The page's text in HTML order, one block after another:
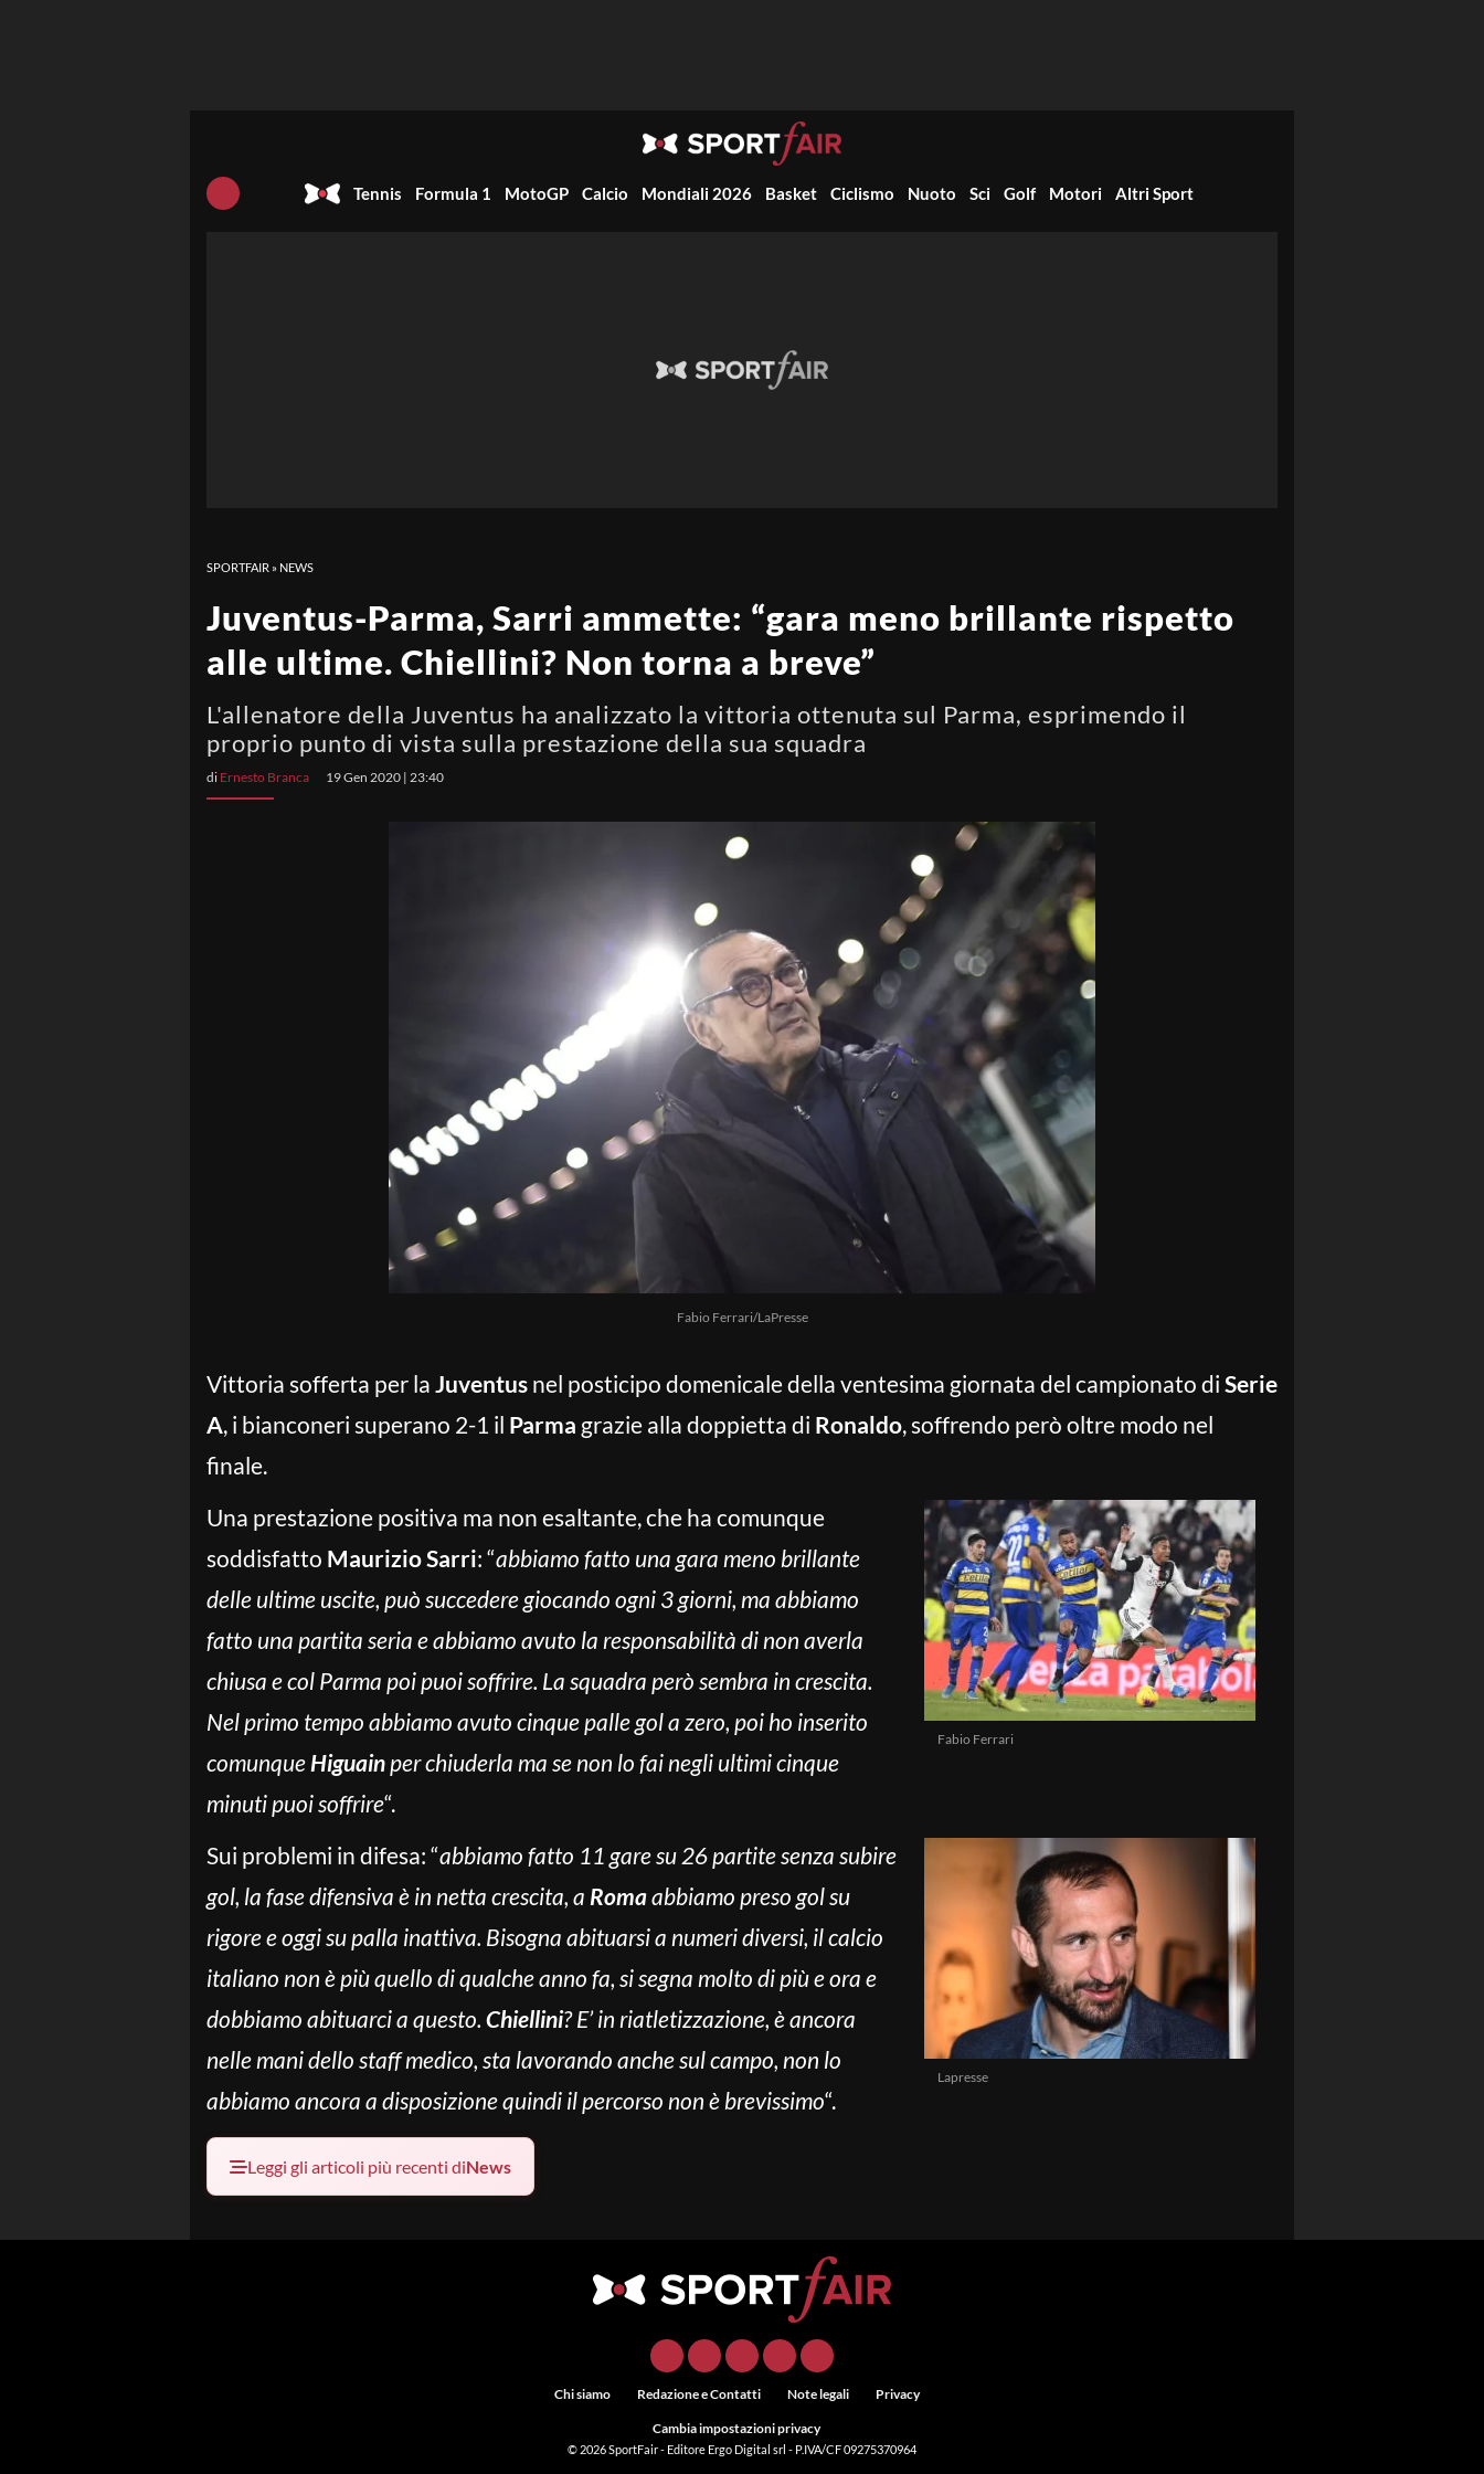
Tennis Formula 1 MotoGP Calcio Mondiali 2026 Basket Ciclismo Nuoto Sci Golf Motori Altri Sport
SPORTFAIR » NEWS
Juventus-Parma, Sarri ammette: “gara meno brillante rispetto
alle ultime. Chiellini? Non torna a breve”
L'allenatore della Juventus ha analizzato la vittoria ottenuta sul Parma, esprimendo il
proprio punto di vista sulla prestazione della sua squadra
di Ernesto Branca 19 Gen 2020 | 23:40
Fabio Ferrari/LaPresse
Vittoria sofferta per la Juventus nel posticipo domenicale della ventesima giornata del campionato di Serie
A, i bianconeri superano 2-1 il Parma grazie alla doppietta di Ronaldo, soffrendo però oltre modo nel
finale.
Fabio Ferrari
Una prestazione positiva ma non esaltante, che ha comunque
soddisfatto Maurizio Sarri: “abbiamo fatto una gara meno brillante
delle ultime uscite, può succedere giocando ogni 3 giorni, ma abbiamo
fatto una partita seria e abbiamo avuto la responsabilità di non averla
chiusa e col Parma poi puoi soffrire. La squadra però sembra in crescita.
Nel primo tempo abbiamo avuto cinque palle gol a zero, poi ho inserito
comunque Higuain per chiuderla ma se non lo fai negli ultimi cinque
minuti puoi soffrire“.
Lapresse
Sui problemi in difesa: “abbiamo fatto 11 gare su 26 partite senza subire
gol, la fase difensiva è in netta crescita, a Romaabbiamo preso gol su
rigore e oggi su palla inattiva. Bisogna abituarsi a numeri diversi, il calcio
italiano non è più quello di qualche anno fa, si segna molto di più e ora e
dobbiamo abituarci a questo. Chiellini? E’ in riatletizzazione, è ancora
nelle mani dello staff medico, sta lavorando anche sul campo, non lo
abbiamo ancora a disposizione quindi il percorso non è brevissimo“.
Leggi gli articoli più recenti diNews
Chi siamo Redazione e Contatti Note legali Privacy
Cambia impostazioni privacy
© 2026SportFair- Editore Ergo Digital srl - P.IVA/CF 09275370964